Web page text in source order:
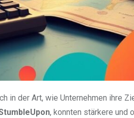
in der Art, wie Unternehmen ihre
, konnten stärkere und